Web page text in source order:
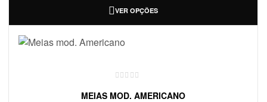
VER OPÇÕES
MEIAS MOD. AMERICANO